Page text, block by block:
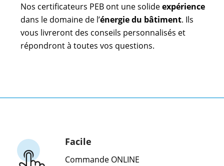
Nos certificateurs PEB ont une solideexpérience
dans le domaine de l’énergie du bâtiment. Ils
vous livreront des conseils personnalisés et
répondront à toutes vos questions.
Facile
Commande ONLINE